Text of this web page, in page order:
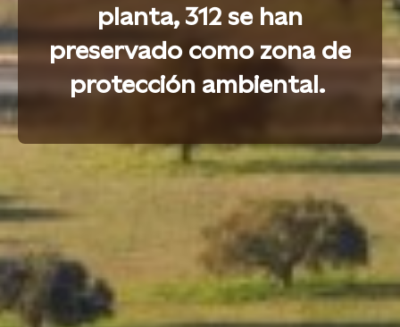
planta, 312 se han
preservado como zona de
protección ambiental.